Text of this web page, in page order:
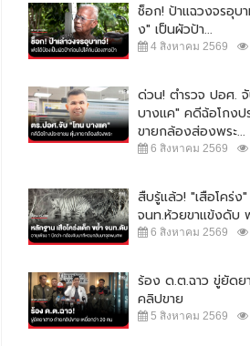
ช็อก! ป้าแฉวงจรอุบ
ง" เป็นผัวป้า...
4 สิงหาคม 2569
ด่วน! ตำรวจ ปอศ.
บางแค" คดีฉ้อโกงป
ขายกล้องส่องพระ...
6 สิงหาคม 2569
สืบรู้แล้ว! "เสือโคร่ง
จนท.ห้วยขาแข้งดับ
6 สิงหาคม 2569
ร้อง ด.ต.ฉาว ขู่ยัดย
คลิปขาย
5 สิงหาคม 2569